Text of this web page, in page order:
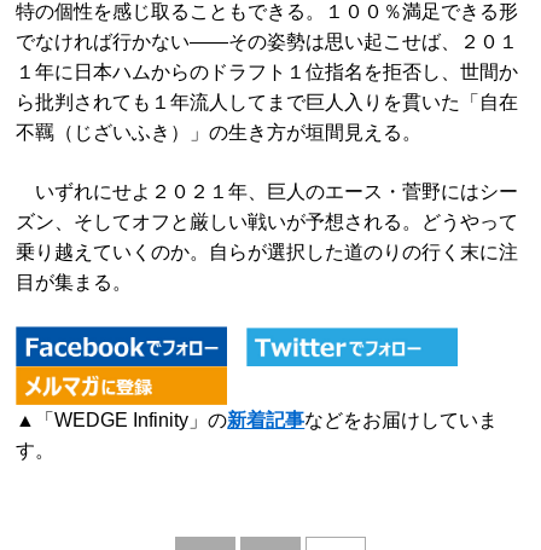
特の個性を感じ取ることもできる。１００％満足できる形
でなければ行かない――その姿勢は思い起こせば、２０１
１年に日本ハムからのドラフト１位指名を拒否し、世間か
ら批判されても１年流人してまで巨人入りを貫いた「自在
不羈（じざいふき）」の生き方が垣間見える。
いずれにせよ２０２１年、巨人のエース・菅野にはシー
ズン、そしてオフと厳しい戦いが予想される。どうやって
乗り越えていくのか。自らが選択した道のりの行く末に注
目が集まる。
▲「WEDGE Infinity」の新着記事などをお届けしていま
す。